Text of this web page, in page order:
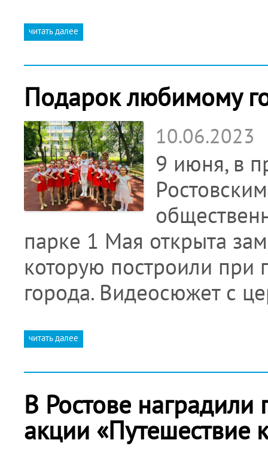
читать далее
Подарок любимому
10.06.2023
9 июня, в
парке 1 Мая открыта
которую построили при
города. Видеосюжет с
читать далее
В Ростове наградили
акции «Путешествие